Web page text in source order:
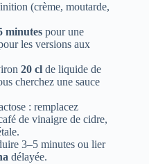
(crème, moutarde,
minutes pour une
les versions aux
20 cl de liquide de
cherchez une sauce
: remplacez
de vinaigre de cidre,
3–5 minutes ou lier
délayée.